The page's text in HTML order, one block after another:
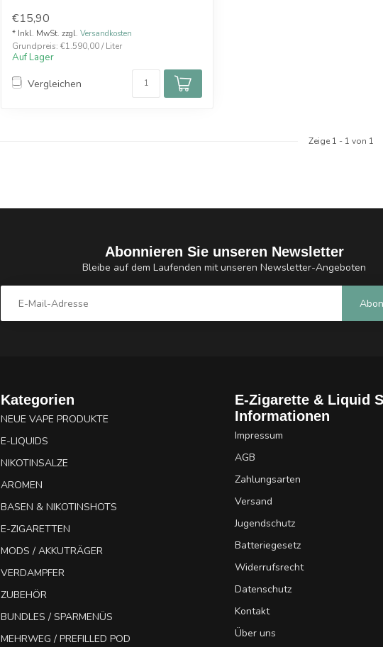
€15,90
* Inkl. MwSt. zzgl. Versandkosten
Grundpreis: €1.590,00 / Liter
Auf Lager
Vergleichen
Zeige 1 - 1 von 1
Abonnieren Sie unseren Newsletter
Bleibe auf dem Laufenden mit unseren Newsletter-Angeboten
Kategorien
NEUE VAPE PRODUKTE
E-LIQUIDS
NIKOTINSALZE
AROMEN
BASEN & NIKOTINSHOTS
E-ZIGARETTEN
MODS / AKKUTRÄGER
VERDAMPFER
ZUBEHÖR
BUNDLES / SPARMENÜS
MEHRWEG / PREFILLED POD
E-Zigarette & Liquid
Informationen
Impressum
AGB
Zahlungsarten
Versand
Jugendschutz
Batteriegesetz
Widerrufsrecht
Datenschutz
Kontakt
Über uns